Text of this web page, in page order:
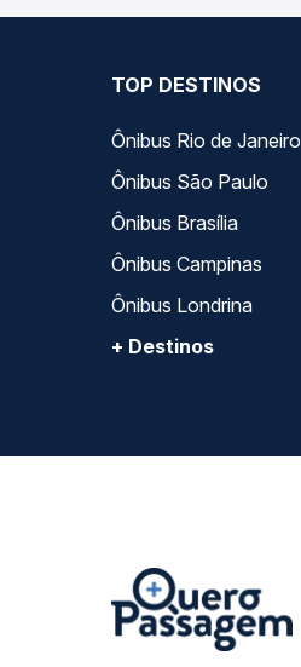
TOP DESTINOS
Ônibus Rio de Janeiro
Ônibus São Paulo
Ônibus Brasília
Ônibus Campinas
Ônibus Londrina
+ Destinos